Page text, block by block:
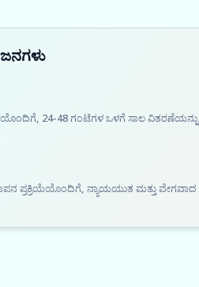
24-48 ಗಂಟೆಗಳ ಒಳಗೆ ಸಾಲ ವಿತರಣೆಯನ್ನು
ಪ್ರಕ್ರಿಯೆಯೊಂದಿಗೆ, ನ್ಯಾಯಯುತ ಮತ್ತು ವೇಗವಾದ